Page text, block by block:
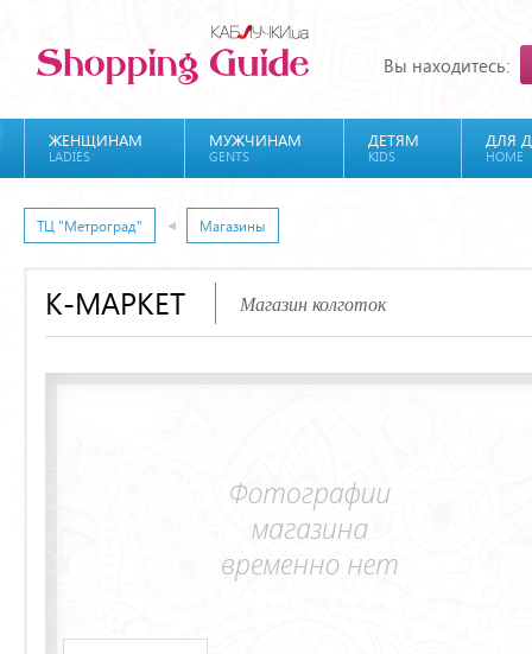
Вы находитесь:
ЖЕНЩИНАМ
LADIES
МУЖЧИНАМ
GENTS
ДЕТЯМ
KIDS
ДЛЯ
HOME
ТЦ "Метроград" Магазины
К-МАРКЕТ Магазин колготок